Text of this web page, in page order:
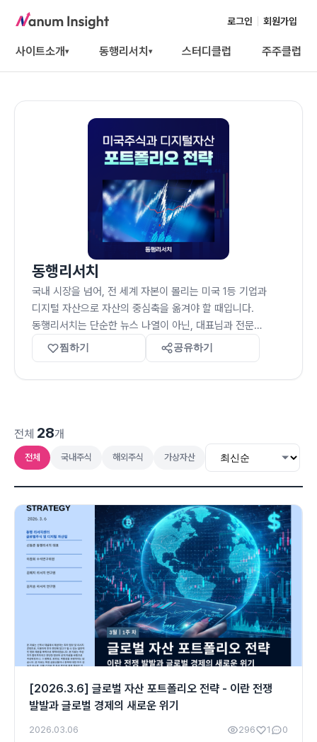
로그인 회원가입
사이트소개▾ 동행리서치 ▾ 스터디클럽 주주클럽
동행리서치
국내 시장을 넘어, 전 세계 자본이 몰리는 미국 1등 기업과
디지털 자산으로 자산의 중심축을 옮겨야 할 때입니다.
동행리서치는 단순한 뉴스 나열이 아닌, 대표님과 전문
연구원들이 분석한 실질적인 포트폴리오 전략을 드립니다. 내
자산을 지키면서 거대자산으로 만드는 여정, 저희가 동반자가
되어 끝까지 함께하겠습니다.
찜하기 공유하기
전체 28개
전체 국내주식 해외주식 가상자산
[2026.3.6] 글로벌 자산 포트폴리오 전략 - 이란 전쟁
발발과 글로벌 경제의 새로운 위기
2026.03.06 296 1 0